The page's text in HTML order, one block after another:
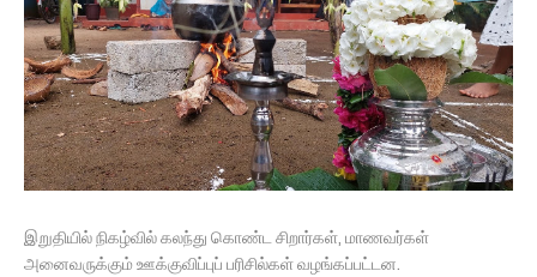
இறுதியில் நிகழ்வில் கலந்து கொண்ட சிறார்கள், மாணவர்கள்
அனைவருக்கும் ஊக்குவிப்புப் பரிசில்கள் வழங்கப்பட்டன.